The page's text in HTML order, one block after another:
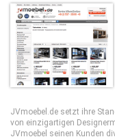
JVmoebel.de setzt ihre
von einzigartigen
JVmoebel seinen Kunden